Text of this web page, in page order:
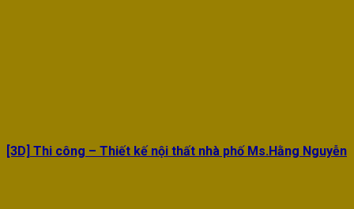
[3D] Thi công – Thiết kế nội thất nhà phố Ms.Hằng Nguyễn